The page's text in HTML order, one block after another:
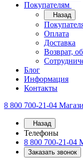
Покупателям
Назад
Оплата
Доставка
Возврат,
Блог
Информация
Контакты
8 800 700-21-04
Назад
Телефоны
8 800 700-21-04
Заказать звонок